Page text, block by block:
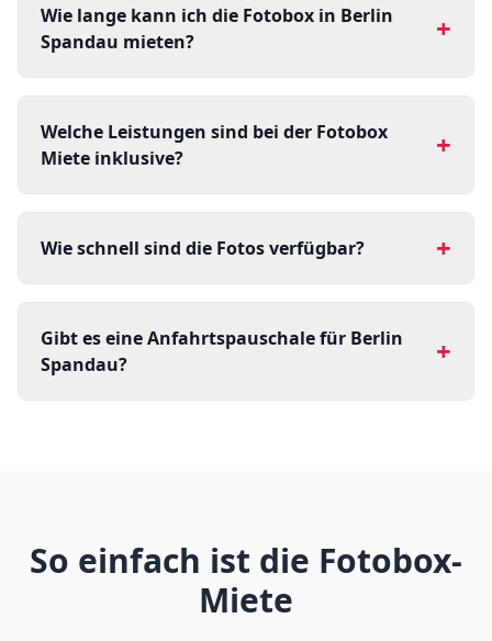
Wie lange kann ich die Fotobox in Berlin
Spandau mieten?
+
Welche Leistungen sind bei der Fotobox
Miete inklusive?
+
Wie schnell sind die Fotos verfügbar? +
Gibt es eine Anfahrtspauschale für Berlin
Spandau?
+
So einfach ist die Fotobox-
Miete